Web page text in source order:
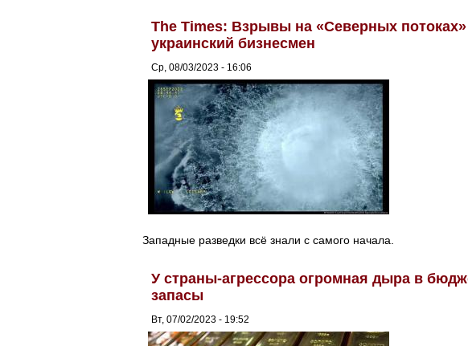
The Times: Взрывы на «Северных
украинский бизнесмен
Ср, 08/03/2023 - 16:06
Западные разведки всё знали с самого начала.
У страны-агрессора огромная дыра в
запасы
Вт, 07/02/2023 - 19:52